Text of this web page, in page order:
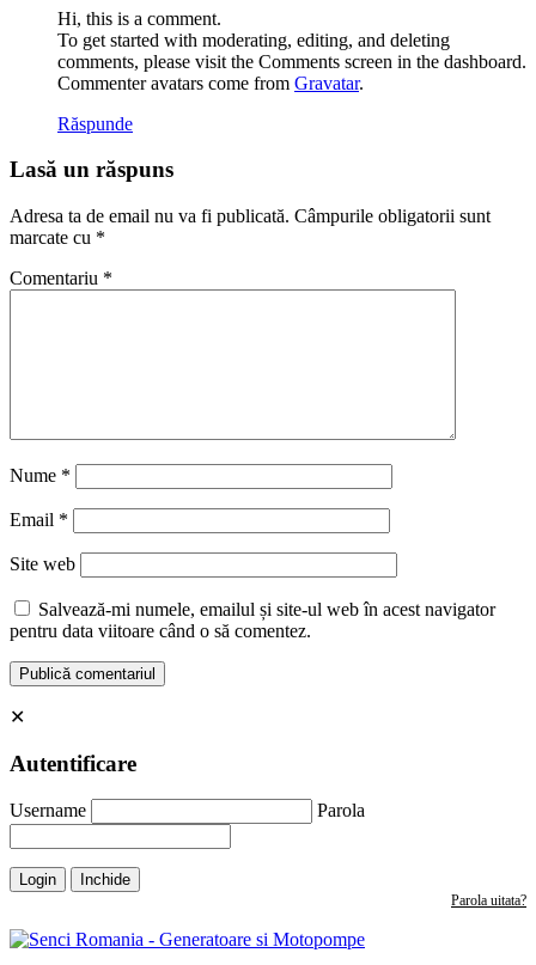
Hi, this is a comment.
To get started with moderating, editing, and deleting
comments, please visit the Comments screen in the dashboard.
Commenter avatars come from Gravatar.
Răspunde
Lasă un răspuns
Adresa ta de email nu va fi publicată. Câmpurile obligatorii sunt
marcate cu *
Comentariu *
Nume *
Email *
Site web
Salvează-mi numele, emailul și site-ul web în acest navigator
pentru data viitoare când o să comentez.
✕
Autentificare
Username Parola
Login Inchide
Parola uitata?